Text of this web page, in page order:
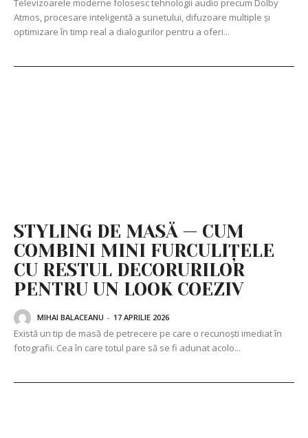
Televizoarele moderne folosesc tehnologii audio precum Dolby
Atmos, procesare inteligentă a sunetului, difuzoare multiple și
optimizare în timp real a dialogurilor pentru a oferi...
STYLING DE MASĂ — CUM
COMBINI MINI FURCULIȚELE
CU RESTUL DECORURILOR
PENTRU UN LOOK COEZIV
MIHAI BALACEANU - 17 APRILIE 2026
Există un tip de masă de petrecere pe care o recunoști imediat în
fotografii. Cea în care totul pare să se fi adunat acolo...